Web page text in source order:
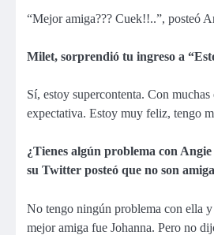
“Mejor amiga??? Cuek!!..”, posteó
Milet, sorprendió tu ingreso a
Sí, estoy supercontenta. Con muchas
expectativa. Estoy muy feliz, tengo
¿Tienes algún problema con
su Twitter posteó que no son
No tengo ningún problema con ella
mejor amiga fue Johanna. Pero no